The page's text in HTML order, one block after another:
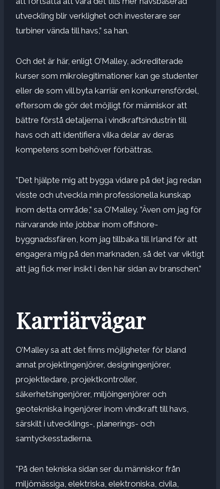
utveckling blir verklighet och investerare ser
turbiner vända till havs,” sa han.
Och det är här, enligt O’Malley, ackrediterade
kurser som mikrolegitimationer kan ge studenter
eller de som vill byta karriär en konkurrensfördel,
eftersom de gör det möjligt för människor att
bättre förstå detaljerna i vindkraftsindustrin till
havs och att identifiera vilka delar av deras
kompetens som behöver förbättras.
”Det hjälpte mig att bygga vidare på det jag redan
visste och utveckla min professionella kunskap
inom detta område,” sa O’Malley. ”Även om jag för
närvarande inte jobbar inom offshore-
byggnadssfären, kom jag tillbaka till Irland för att
engagera mig på den marknaden, så det var viktigt
att jag fick mer insikt i den här sidan av branschen.”
Karriärvägar
O’Malley sa att det finns möjligheter för bland
annat projektingenjörer, designingenjörer,
projektledare, projektkontroller,
säkerhetsingenjörer, miljöingenjörer och
geotekniska ingenjörer inom vindkraft till havs,
särskilt i utvecklings-, planerings- och
samtyckesstadierna.
”På den tekniska sidan ser du människor från
miljömässiga, elektriska, elektroniska, civila,